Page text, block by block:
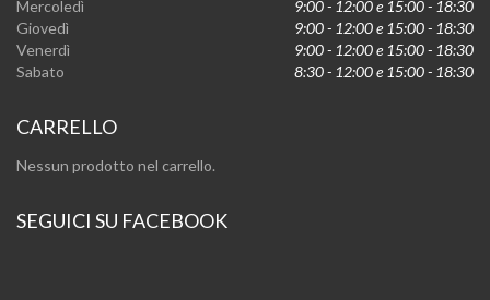
Mercoledì
9:00 - 12:00 e 15:00 - 18:30
Giovedì
9:00 - 12:00 e 15:00 - 18:30
Venerdì
9:00 - 12:00 e 15:00 - 18:30
Sabato
8:30 - 12:00 e 15:00 - 18:30
CARRELLO
Nessun prodotto nel carrello.
SEGUICI SU FACEBOOK